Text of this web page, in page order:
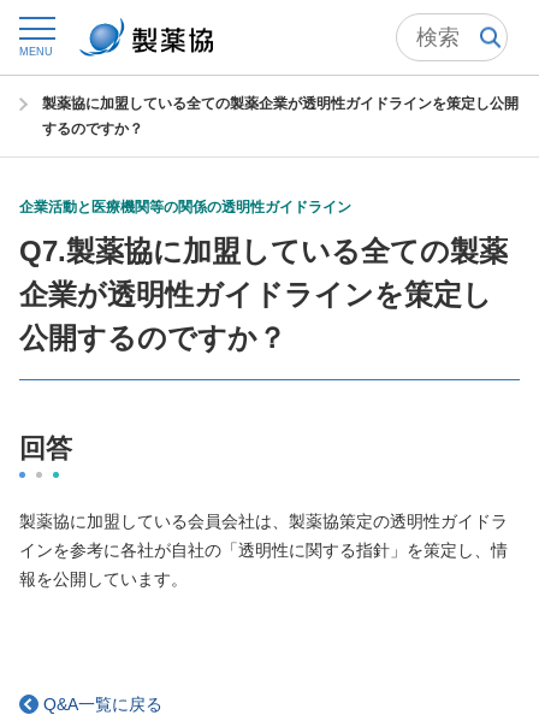
MENU
トップ 自主基準
製薬協に加盟している全ての製薬企業が透明性ガイドラインを策定し公開
するのですか？
企業活動と医療機関等の関係の透明性ガイドライン
Q7.製薬協に加盟している全ての製薬
企業が透明性ガイドラインを策定し
公開するのですか？
回答
製薬協に加盟している会員会社は、製薬協策定の透明性ガイドラ
インを参考に各社が自社の「透明性に関する指針」を策定し、情
報を公開しています。
Q&A一覧に戻る